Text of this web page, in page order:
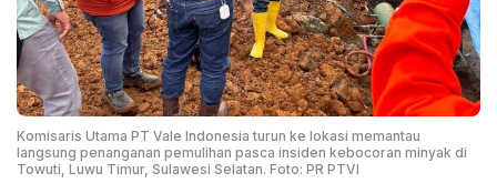
Komisaris Utama PT Vale Indonesia turun ke lokasi memantau
langsung penanganan pemulihan pasca insiden kebocoran minyak di
Towuti, Luwu Timur, Sulawesi Selatan. Foto: PR PTVI